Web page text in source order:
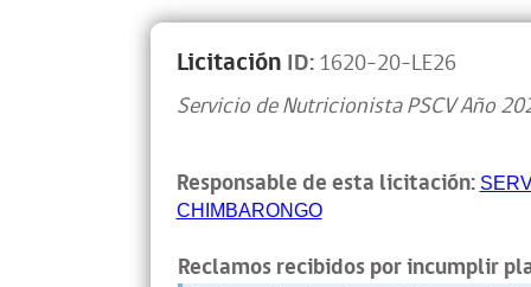
Licitación ID:1620-20-LE26
Servicio de Nutricionista PSCV Año
Responsable de esta licitación:
CHIMBARONGO
Reclamos recibidos por incumplir